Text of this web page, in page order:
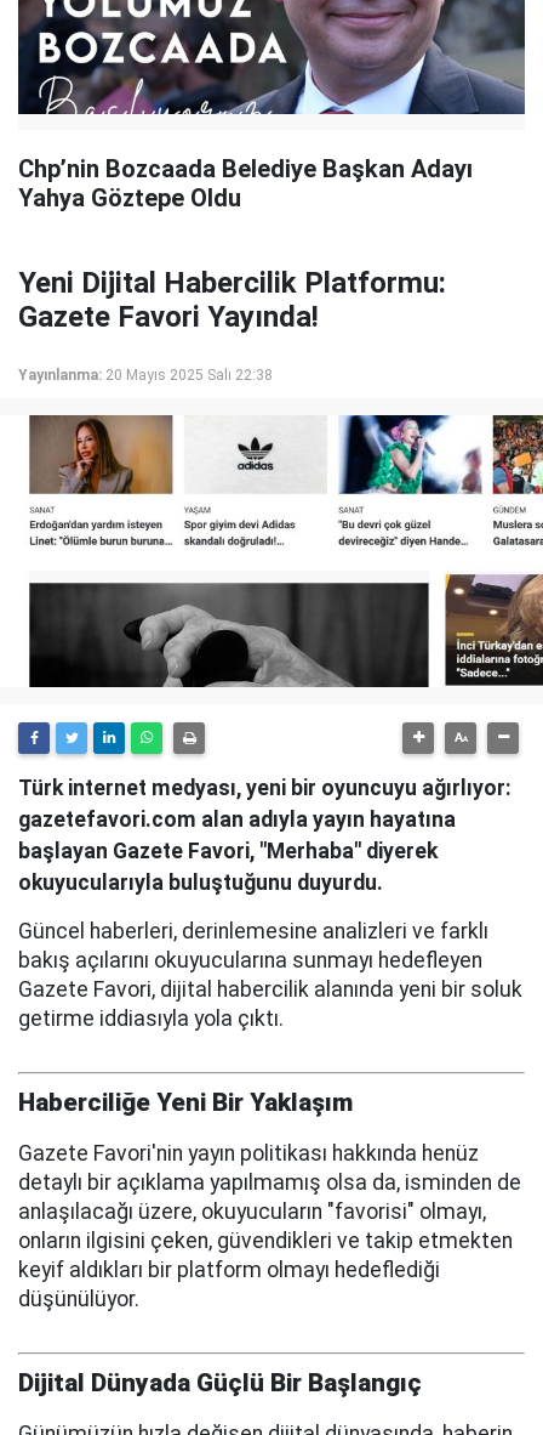
Chp’nin Bozcaada Belediye Başkan Adayı
Yahya Göztepe Oldu
Yeni Dijital Habercilik Platformu:
Gazete Favori Yayında!
Yayınlanma: 20 Mayıs 2025 Salı 22:38
Türk internet medyası, yeni bir oyuncuyu ağırlıyor:
gazetefavori.com alan adıyla yayın hayatına
başlayan Gazete Favori, "Merhaba" diyerek
okuyucularıyla buluştuğunu duyurdu.
Güncel haberleri, derinlemesine analizleri ve farklı
bakış açılarını okuyucularına sunmayı hedefleyen
Gazete Favori, dijital habercilik alanında yeni bir soluk
getirme iddiasıyla yola çıktı.
Haberciliğe Yeni Bir Yaklaşım
Gazete Favori'nin yayın politikası hakkında henüz
detaylı bir açıklama yapılmamış olsa da, isminden de
anlaşılacağı üzere, okuyucuların "favorisi" olmayı,
onların ilgisini çeken, güvendikleri ve takip etmekten
keyif aldıkları bir platform olmayı hedeflediği
düşünülüyor.
Dijital Dünyada Güçlü Bir Başlangıç